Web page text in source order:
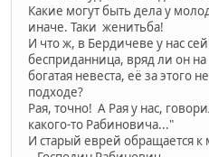
Какие могут быть дела у
иначе. Таки женитьба!
И что ж, в Бердичеве у нас
бесприданница, вряд ли он
богатая невеста, её за этого
подходе?
Рая, точно! А Рая у нас,
какого-то Рабиновича..."
И старый еврей обращается